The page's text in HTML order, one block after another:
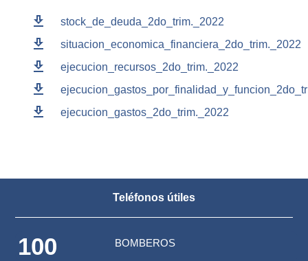
download stock_de_deuda_2do_trim._2022
download situacion_economica_financiera_2do_trim._2022
download ejecucion_recursos_2do_trim._2022
download
download ejecucion_gastos_2do_trim._2022
Teléfonos útiles
100 BOMBEROS